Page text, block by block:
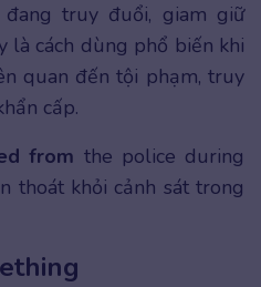
truy đuổi, giam giữ
là cách dùng phổ biến khi
quan đến tội phạm, truy
cấp.
from the police during
thoát khỏi cảnh sát trong